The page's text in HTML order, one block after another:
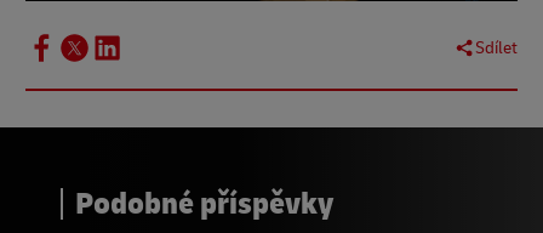
Sdílet
Podobné příspěvky